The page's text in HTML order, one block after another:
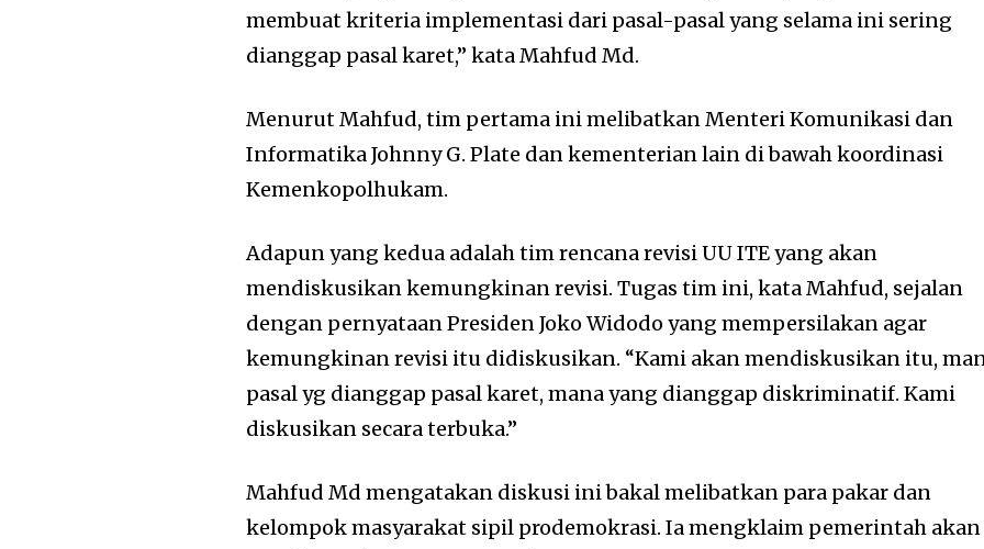
membuat kriteria implementasi dari pasal-pasal yang selama ini sering
dianggap pasal karet,” kata Mahfud Md.
Menurut Mahfud, tim pertama ini melibatkan Menteri Komunikasi dan
Informatika Johnny G. Plate dan kementerian lain di bawah koordinasi
Kemenkopolhukam.
Adapun yang kedua adalah tim rencana revisi UU ITE yang akan
mendiskusikan kemungkinan revisi. Tugas tim ini, kata Mahfud, sejalan
dengan pernyataan Presiden Joko Widodo yang mempersilakan agar
kemungkinan revisi itu didiskusikan. “Kami akan mendiskusikan itu,
pasal yg dianggap pasal karet, mana yang dianggap diskriminatif. Kami
diskusikan secara terbuka.”
Mahfud Md mengatakan diskusi ini bakal melibatkan para pakar dan
kelompok masyarakat sipil prodemokrasi. Ia mengklaim pemerintah akan